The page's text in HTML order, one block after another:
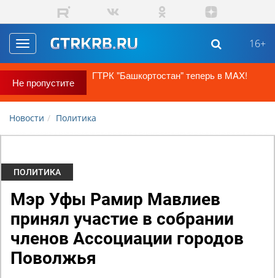
Перейти к основному содержанию
Toggle
navigation
16+
Не пропустите
ГТРК "Башкортостан" теперь в MAX!
Новости Политика
ПОЛИТИКА
Мэр Уфы Рамир Мавлиев
принял участие в собрании
членов Ассоциации городов
Поволжья